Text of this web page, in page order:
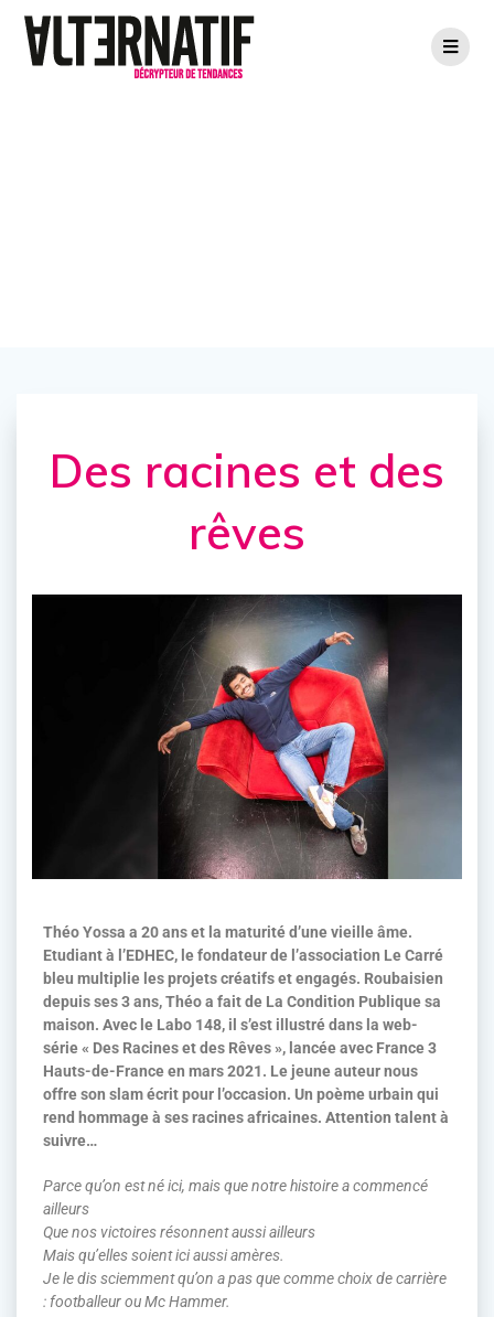
Des racines et des
rêves
Théo Yossa a 20 ans et la maturité d’une vieille âme.
Etudiant à l’EDHEC, le fondateur de l’association Le Carré
bleu multiplie les projets créatifs et engagés. Roubaisien
depuis ses 3 ans, Théo a fait de La Condition Publique sa
maison. Avec le Labo 148, il s’est illustré dans la web-
série « Des Racines et des Rêves », lancée avec France 3
Hauts-de-France en mars 2021. Le jeune auteur nous
offre son slam écrit pour l’occasion. Un poème urbain qui
rend hommage à ses racines africaines. Attention talent à
suivre…
Parce qu’on est né ici, mais que notre histoire a commencé
ailleurs
Que nos victoires résonnent aussi ailleurs
Mais qu’elles soient ici aussi amères.
Je le dis sciemment qu’on a pas que comme choix de carrière
: footballeur ou Mc Hammer.